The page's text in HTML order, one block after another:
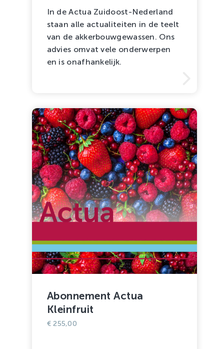
In de Actua Zuidoost-Nederland
staan alle actualiteiten in de teelt
van de akkerbouwgewassen. Ons
advies omvat vele onderwerpen
en is onafhankelijk.
Abonnement Actua
Kleinfruit
€255,00